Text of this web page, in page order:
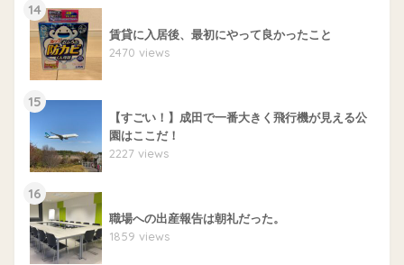
14
賃貸に入居後、最初にやって良かったこと
2470 views
15
【すごい！】成田で一番大きく飛行機が見える公
園はここだ！
2227 views
16
職場への出産報告は朝礼だった。
1859 views